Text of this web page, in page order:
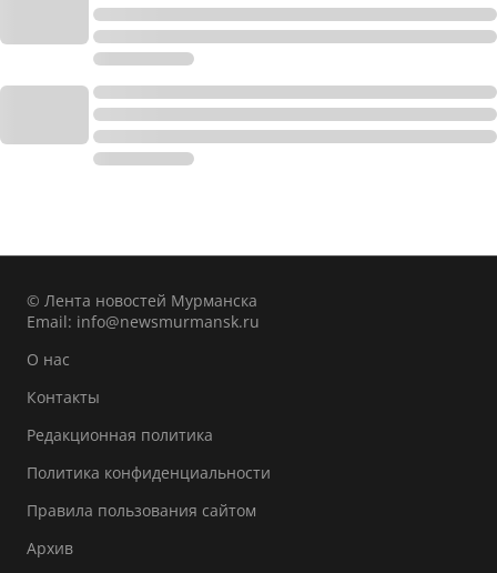
© Лента новостей Мурманска
Email: info@newsmurmansk.ru
О нас
Контакты
Редакционная политика
Политика конфиденциальности
Правила пользования сайтом
Архив